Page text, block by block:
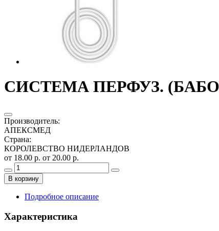
СИСТЕМА ПЕРФУЗ.
Производитель:
АПЕКСМЕД
Страна:
КОРОЛЕВСТВО НИДЕРЛАНДОВ
от 18.00 р. от 20.00 р.
В корзину
Подробное описание
Характеристика